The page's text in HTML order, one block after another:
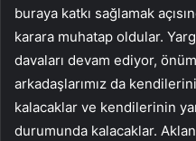
buraya katkı sağlamak
karara muhatap oldular.
davaları devam ediyor,
arkadaşlarımız da
kalacaklar ve kendilerinin
durumunda kalacaklar.